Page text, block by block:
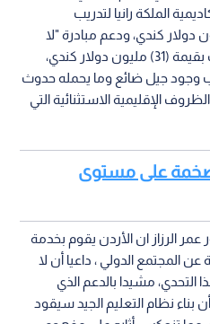
الملكة رانيا لتدريب
حوالي (20) مليون دولار كندي، ودعم مبادرة ‏‏"لا
لجيل ضائع" من خلال اليونيسيف بقيمة (31) مليون دولار كندي،
وجود جيل ضائع وما يحمله حدوث
الإقليمية الاستثنائية التي
ضخمة على مستوى
عمر الرزاز ان الأردن يقوم بخدمة
عن المجتمع الدولي ، داعيا أن لا
‏التحدي، مشيدا بالدعم الذي
بناء نظام التعليم الجيد ‏سيقود